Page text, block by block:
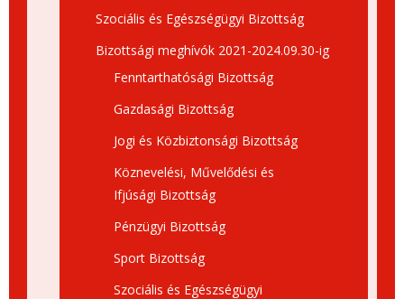
Szociális és Egészségügyi Bizottság
Bizottsági meghívók 2021-2024.09.30-ig
Fenntarthatósági Bizottság
Gazdasági Bizottság
Jogi és Közbiztonsági Bizottság
Köznevelési, Művelődési és
Ifjúsági Bizottság
Pénzügyi Bizottság
Sport Bizottság
Szociális és Egészségügyi